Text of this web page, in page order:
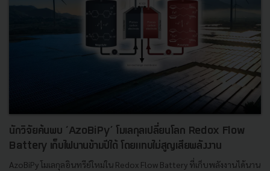
นักวิจัยค้นพบ ‘AzoBiPy’ โมเลกุลเปลี่ยนโลก Redox Flow
Battery เก็บไฟนานข้ามปีได้ โดยแทบไม่สูญเสียพลังงาน
AzoBiPy โมเลกุลอินทรีย์ใหม่ใน Redox Flow Battery ที่เก็บพลังงานได้นาน